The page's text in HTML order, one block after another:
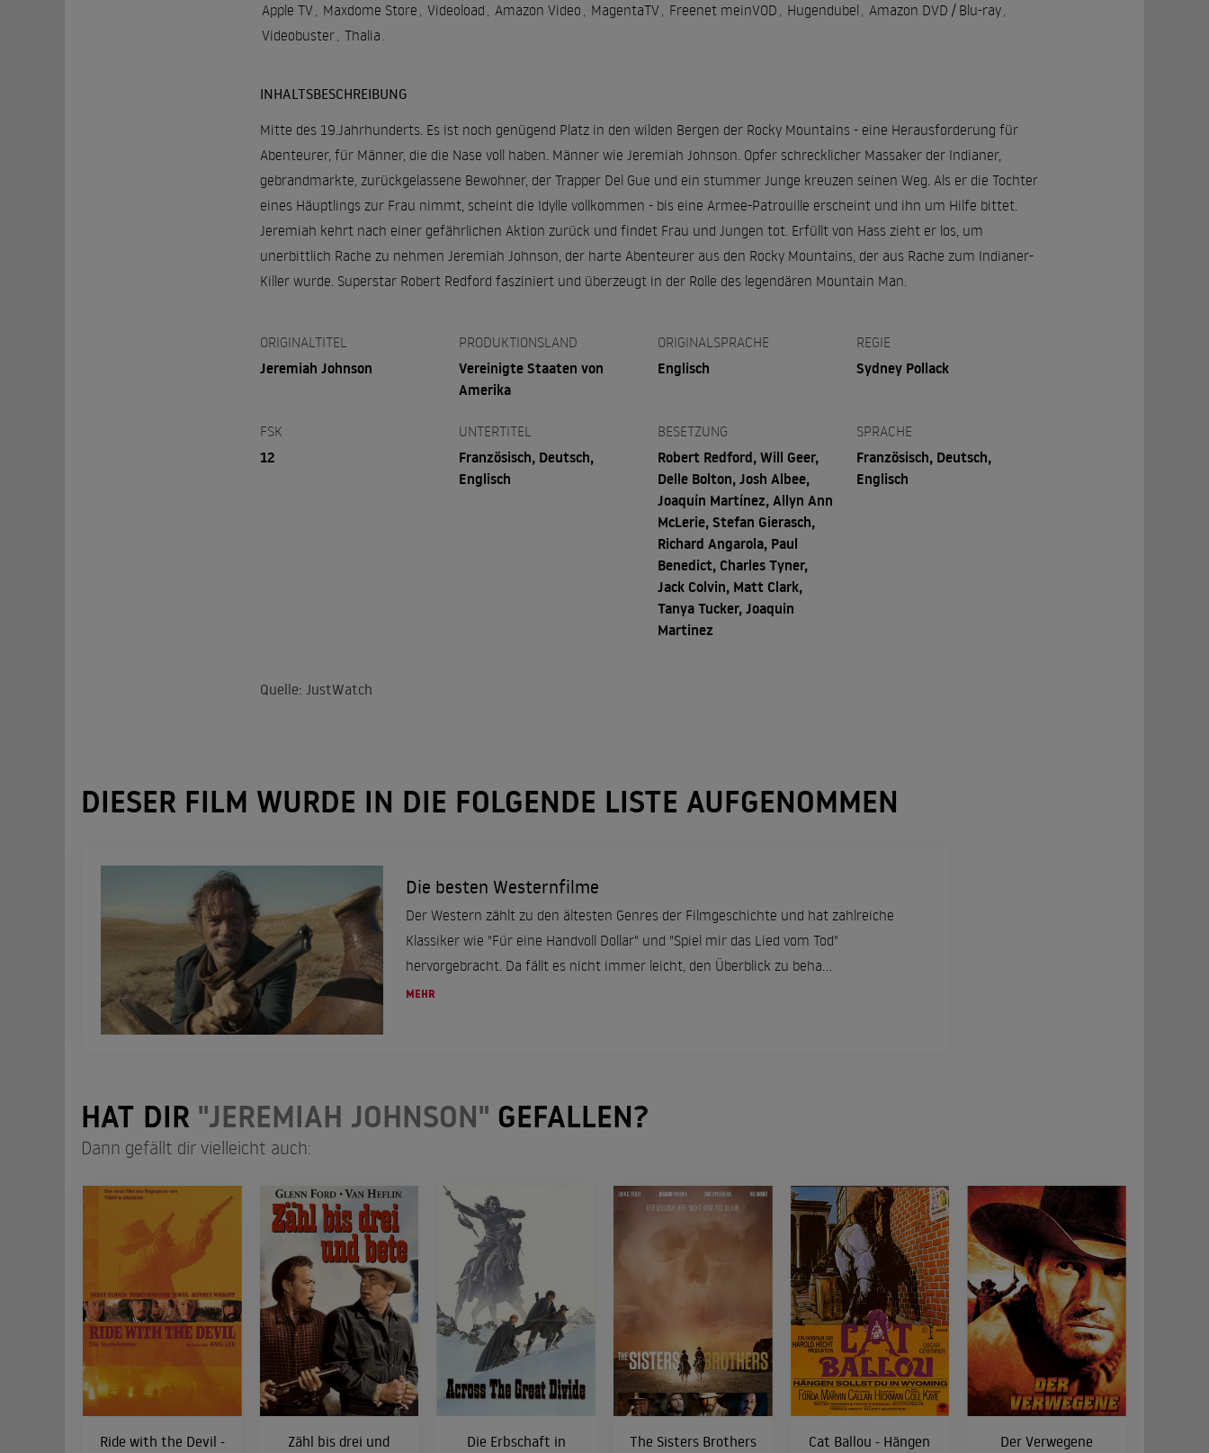
Apple TV, Maxdome Store , Videoload , Amazon Video , MagentaTV, Freenet meinVOD , Hugendubel , Amazon DVD / Blu-ray,
Videobuster, Thalia .
INHALTSBESCHREIBUNG
Mitte des 19.Jahrhunderts. Es ist noch genügend Platz in den wilden Bergen der Rocky Mountains - eine Herausforderung für
Abenteurer, für Männer, die die Nase voll haben. Männer wie Jeremiah Johnson. Opfer schrecklicher Massaker der Indianer,
gebrandmarkte, zurückgelassene Bewohner, der Trapper Del Gue und ein stummer Junge kreuzen seinen Weg. Als er die Tochter
eines Häuptlings zur Frau nimmt, scheint die Idylle vollkommen - bis eine Armee-Patrouille erscheint und ihn um Hilfe bittet.
Jeremiah kehrt nach einer gefährlichen Aktion zurück und findet Frau und Jungen tot. Erfüllt von Hass zieht er los, um
unerbittlich Rache zu nehmen Jeremiah Johnson, der harte Abenteurer aus den Rocky Mountains, der aus Rache zum Indianer-
Killer wurde. Superstar Robert Redford fasziniert und überzeugt in der Rolle des legendären Mountain Man.
ORIGINALTITEL
Jeremiah Johnson
PRODUKTIONSLAND
Vereinigte Staaten von
Amerika
ORIGINALSPRACHE
Englisch
REGIE
Sydney Pollack
FSK
12
UNTERTITEL
Französisch, Deutsch,
Englisch
BESETZUNG
Robert Redford, Will Geer,
Delle Bolton, Josh Albee,
Joaquín Martínez, Allyn Ann
McLerie, Stefan Gierasch,
Richard Angarola, Paul
Benedict, Charles Tyner,
Jack Colvin, Matt Clark,
Tanya Tucker, Joaquin
Martinez
SPRACHE
Französisch, Deutsch,
Englisch
Quelle: JustWatch
DIESER FILM WURDE IN DIE FOLGENDE LISTE AUFGENOMMEN
Die besten Westernfilme
Der Western zählt zu den ältesten Genres der Filmgeschichte und hat zahlreiche
Klassiker wie "Für eine Handvoll Dollar" und "Spiel mir das Lied vom Tod"
hervorgebracht. Da fällt es nicht immer leicht, den Überblick zu beha...
MEHR
HAT DIR "JEREMIAH JOHNSON" GEFALLEN?
Dann gefällt dir vielleicht auch:
Ride with the Devil -
Zähl bis drei und
Die Erbschaft in
The Sisters Brothers
Cat Ballou - Hängen
Der Verwegene